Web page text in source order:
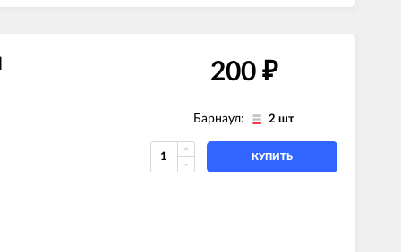
200 ₽
Барнаул: 2 шт
КУПИТЬ